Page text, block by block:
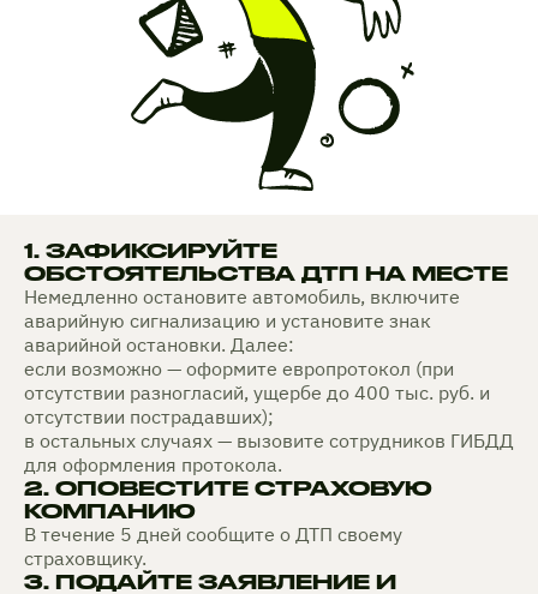
1. ЗАФИКСИРУЙТЕ
ОБСТОЯТЕЛЬСТВА ДТП НА МЕСТЕ
Немедленно остановите автомобиль, включите
аварийную сигнализацию и установите знак
аварийной остановки. Далее:
если возможно — оформите европротокол (при
отсутствии разногласий, ущербе до 400 тыс. руб. и
отсутствии пострадавших);
в остальных случаях — вызовите сотрудников ГИБДД
для оформления протокола.
2. ОПОВЕСТИТЕ СТРАХОВУЮ
КОМПАНИЮ
В течение 5 дней сообщите о ДТП своему
страховщику.
3. ПОДАЙТЕ ЗАЯВЛЕНИЕ И